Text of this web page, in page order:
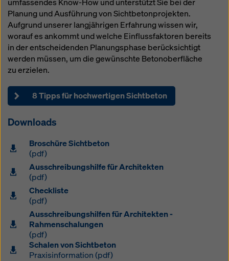
umfassendes Know-How und unterstützt Sie bei der
Planung und Ausführung von Sichtbetonprojekten.
Aufgrund unserer langjährigen Erfahrung wissen wir,
worauf es ankommt und welche Einflussfaktoren bereits
in der entscheidenden Planungsphase berücksichtigt
werden müssen, um die gewünschte Betonoberfläche
zu erzielen.
8 Tipps für hochwertigen Sichtbeton
Downloads
Broschüre Sichtbeton
(pdf)
Ausschreibungshilfe für Architekten
(pdf)
Checkliste
(pdf)
Ausschreibungshilfen für Architekten -
Rahmenschalungen
(pdf)
Schalen von Sichtbeton
Praxisinformation (pdf)
Überwachungszwecken unterliegen und dagegen
keine wirksamen Rechtsbehelfe zur Verfügung
stehen. Sie können alle einwilligungspflichtigen
Cookies ablehnen, indem Sie auf "Ablehnen" klicken
oder IhreCookie Einstellungenanpassen, indem Sie
auf Cookie Einstellungen am Ende dieser Website
klicken und die entsprechenden Checkboxen
grundlos mit Wirkung für die Zukunft widerrufen,
indem Sie zB aufCookie Einstellungenam Ende
dieser Website klicken.
in unserer Datenschutzerklärung
auch die Möglichkeit, Ihre Cookies auszuwählen
(Erweiterte Cookie-Einstellungen).